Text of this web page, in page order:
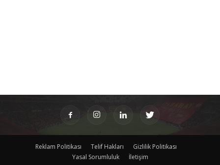
Reklam Politikası Telif Hakları
Gizlilik Politikası
Yasal Sorumluluk
İletişim